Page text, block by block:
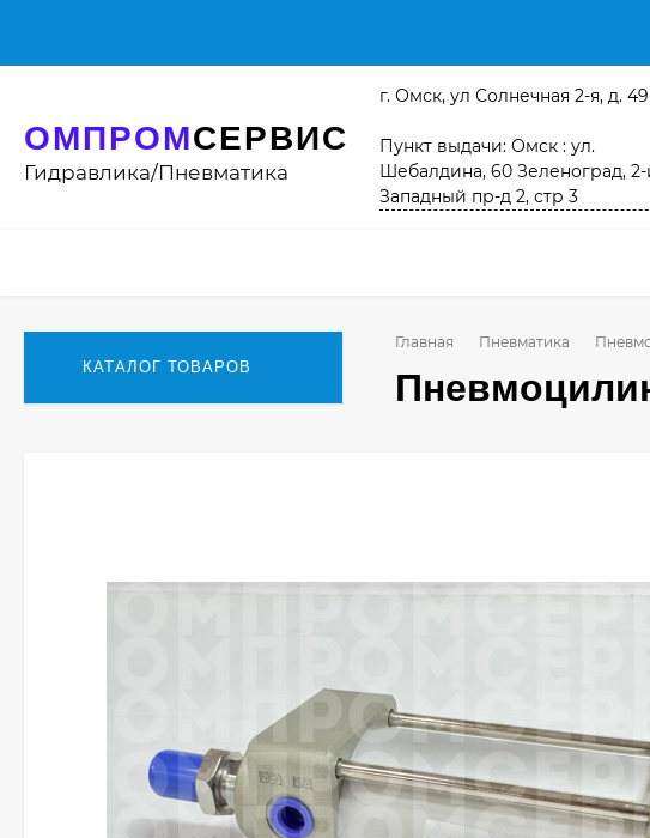
ОМПРОМСЕРВИС
Гидравлика/Пневматика
г. Омск, ул Солнечная 2-я, д. 49
Пункт выдачи: Омск : ул.
Шебалдина, 60 Зеленоград, 2-
Западный пр-д 2, стр 3
КАТАЛОГ ТОВАРОВ
Главная Пневматика